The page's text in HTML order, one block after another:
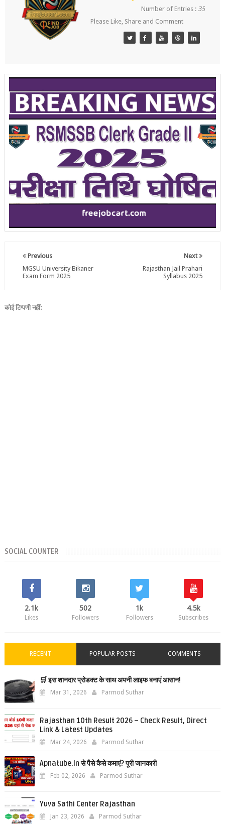
Number of Entries :35
Please Like, Share and Comment
Next
Rajasthan Jail Prahari
Syllabus 2025
Previous
MGSU University Bikaner
Exam Form 2025
कोई टिप्पणी नहीं:
SOCIAL COUNTER
2.1k
Likes
502
Followers
1k
Followers
4.5k
Subscribes
RECENT POPULAR POSTS COMMENTS
🛒 इस शानदार प्रोडक्ट के साथ अपनी लाइफ बनाएं आसान!
Mar 31, 2026 Parmod Suthar
Rajasthan 10th Result 2026 – Check Result, Direct
Link & Latest Updates
Mar 24, 2026 Parmod Suthar
Apnatube.in से पैसे कैसे कमाएं? पूरी जानकारी
Feb 02, 2026 Parmod Suthar
Yuva Sathi Center Rajasthan
Jan 23, 2026 Parmod Suthar